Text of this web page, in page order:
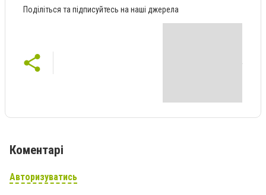
Поділіться та підписуйтесь на наші джерела
Коментарі
Авторизуватись